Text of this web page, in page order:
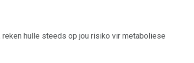
hulle steeds op jou risiko vir metaboliese